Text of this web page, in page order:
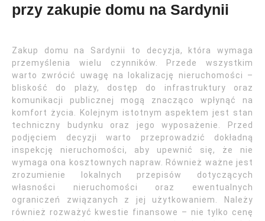
przy zakupie domu na Sardynii
Zakup domu na Sardynii to decyzja, która wymaga
przemyślenia wielu czynników. Przede wszystkim
warto zwrócić uwagę na lokalizację nieruchomości –
bliskość do plaży, dostęp do infrastruktury oraz
komunikacji publicznej mogą znacząco wpłynąć na
komfort życia. Kolejnym istotnym aspektem jest stan
techniczny budynku oraz jego wyposażenie. Przed
podjęciem decyzji warto przeprowadzić dokładną
inspekcję nieruchomości, aby upewnić się, że nie
wymaga ona kosztownych napraw. Również ważne jest
zrozumienie lokalnych przepisów dotyczących
własności nieruchomości oraz ewentualnych
ograniczeń związanych z jej użytkowaniem. Należy
również rozważyć kwestie finansowe – nie tylko cenę